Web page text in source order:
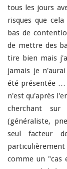
tous les jours
risques que
bas de
de mettre des
tire bien mais
jamais je
été présentée …
n'est qu'après
cherchant sur
(généraliste,
seul facteur
comme un "cas